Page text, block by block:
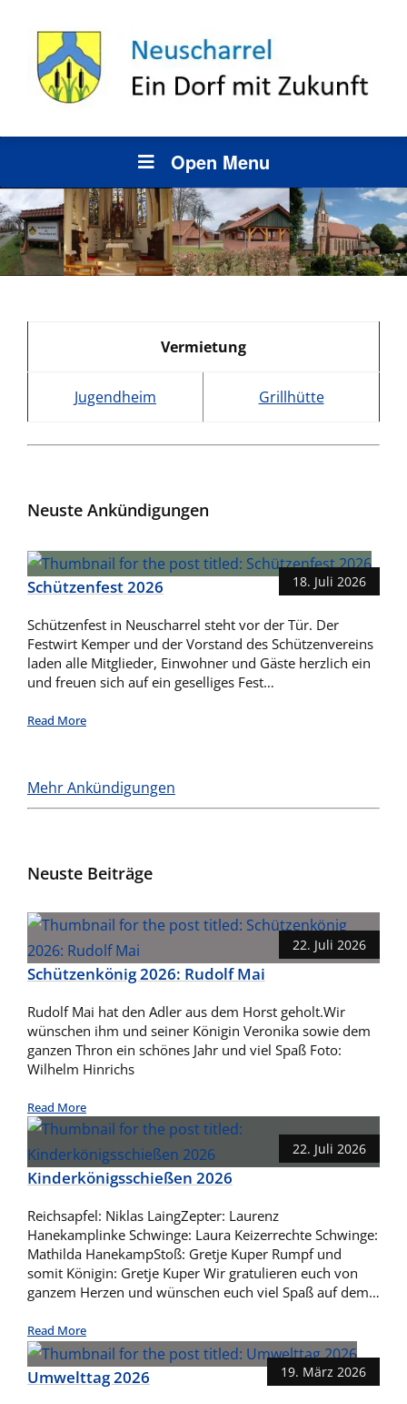
Open Menu
Vermietung
Jugendheim Grillhütte
Neuste Ankündigungen
18. Juli 2026
Schützenfest 2026
Schützenfest in Neuscharrel steht vor der Tür. Der
Festwirt Kemper und der Vorstand des Schützenvereins
laden alle Mitglieder, Einwohner und Gäste herzlich ein
und freuen sich auf ein geselliges Fest…
Read More
Mehr Ankündigungen
Neuste Beiträge
22. Juli 2026
Schützenkönig 2026: Rudolf Mai
Rudolf Mai hat den Adler aus dem Horst geholt.Wir
wünschen ihm und seiner Königin Veronika sowie dem
ganzen Thron ein schönes Jahr und viel Spaß Foto:
Wilhelm Hinrichs
Read More
22. Juli 2026
Kinderkönigsschießen 2026
Reichsapfel: Niklas LaingZepter: Laurenz
Hanekamplinke Schwinge: Laura Keizerrechte Schwinge:
Mathilda HanekampStoß: Gretje Kuper Rumpf und
somit Königin: Gretje Kuper Wir gratulieren euch von
ganzem Herzen und wünschen euch viel Spaß auf dem…
Read More
19. März 2026
Umwelttag 2026